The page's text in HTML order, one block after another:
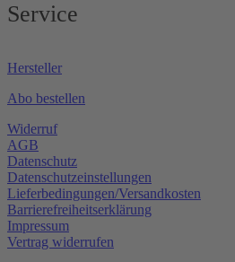
Service
Hersteller
Abo bestellen
Widerruf
AGB
Datenschutz
Datenschutzeinstellungen
Lieferbedingungen/Versandkosten
Barrierefreiheitserklärung
Impressum
Vertrag widerrufen